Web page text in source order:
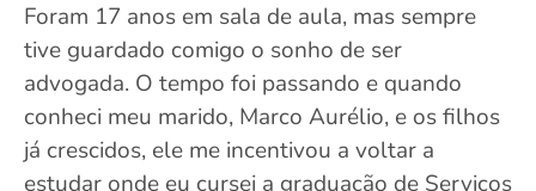
Foram 17 anos em sala de aula, mas sempre
tive guardado comigo o sonho de ser
advogada. O tempo foi passando e quando
conheci meu marido, Marco Aurélio, e os filhos
já crescidos, ele me incentivou a voltar a
estudar onde eu cursei a graduação de Serviços